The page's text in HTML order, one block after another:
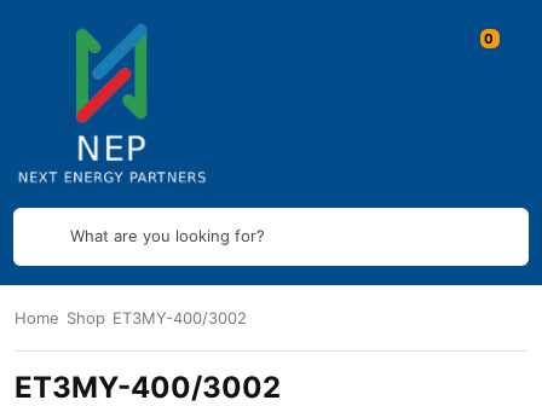
What are you looking for?
Home Shop ET3MY-400/3002
ET3MY-400/3002